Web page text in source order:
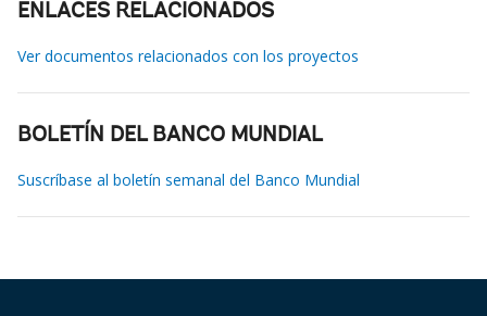
ENLACES RELACIONADOS
Ver documentos relacionados con los proyectos
BOLETÍN DEL BANCO MUNDIAL
Suscríbase al boletín semanal del Banco Mundial